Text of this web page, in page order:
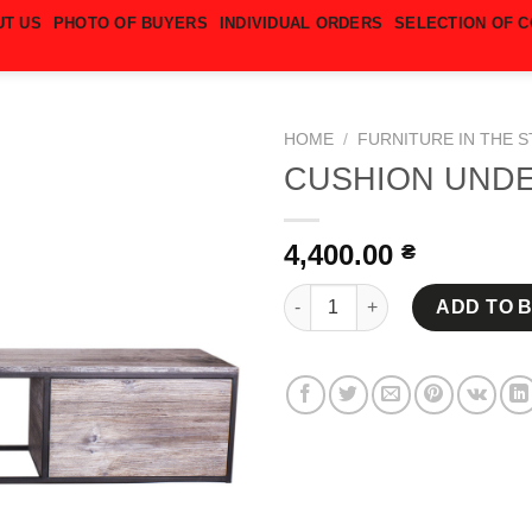
US PHOTO OF BUYERS INDIVIDUAL ORDERS SELECTION OF
HOME / FURNITURE IN THE
CUSHION
4,400.00 ₴
CUSHION UNDER THE TV
ADD TO